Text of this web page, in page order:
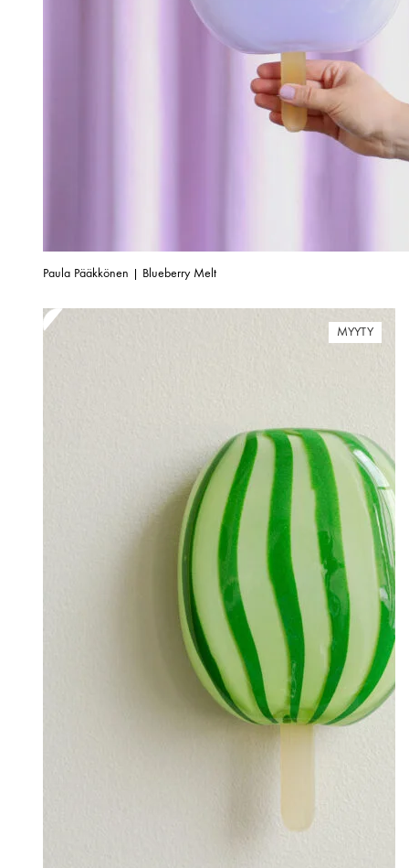
Paula Pääkkönen | Blueberry Melt
MYYTY